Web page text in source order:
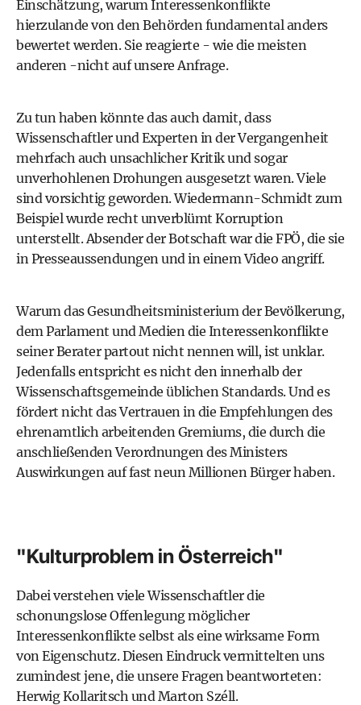
Einschätzung, warum Interessenkonflikte
hierzulande von den Behörden fundamental anders
bewertet werden. Sie reagierte - wie die meisten
anderen -nicht auf unsere Anfrage.
Zu tun haben könnte das auch damit, dass
Wissenschaftler und Experten in der Vergangenheit
mehrfach auch unsachlicher Kritik und sogar
unverhohlenen Drohungen ausgesetzt waren. Viele
sind vorsichtig geworden. Wiedermann-Schmidt zum
Beispiel wurde recht unverblümt Korruption
unterstellt. Absender der Botschaft war die FPÖ, die sie
in Presseaussendungen und in einem Video angriff.
Warum das Gesundheitsministerium der Bevölkerung,
dem Parlament und Medien die Interessenkonflikte
seiner Berater partout nicht nennen will, ist unklar.
Jedenfalls entspricht es nicht den innerhalb der
Wissenschaftsgemeinde üblichen Standards. Und es
fördert nicht das Vertrauen in die Empfehlungen des
ehrenamtlich arbeitenden Gremiums, die durch die
anschließenden Verordnungen des Ministers
Auswirkungen auf fast neun Millionen Bürger haben.
"Kulturproblem in Österreich"
Dabei verstehen viele Wissenschaftler die
schonungslose Offenlegung möglicher
Interessenkonflikte selbst als eine wirksame Form
von Eigenschutz. Diesen Eindruck vermittelten uns
zumindest jene, die unsere Fragen beantworteten:
Herwig Kollaritsch und Marton Széll.